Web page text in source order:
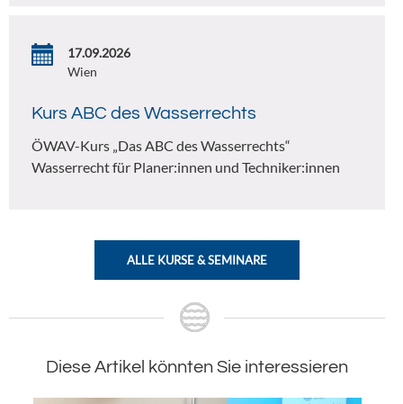
17.09.2026
Wien
Kurs ABC des Wasserrechts
ÖWAV-Kurs „Das ABC des Wasserrechts“
Wasserrecht für Planer:innen und Techniker:innen
ALLE KURSE & SEMINARE
Diese Artikel könnten Sie interessieren